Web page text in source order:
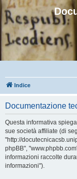
Indice
Documentazione
Questa informativa
sue società affiliate (di
"http://
phpBB",
informazioni raccolte
informazioni").